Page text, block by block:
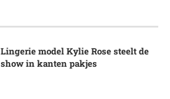
Lingerie model Kylie Rose steelt de
show in kanten pakjes